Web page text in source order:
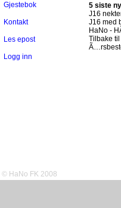
Gjestebok
Kontakt
Les epost
Logg inn
5 siste
J16
J16 med
HaNo -
Tilbake
© HaNo FK 2008